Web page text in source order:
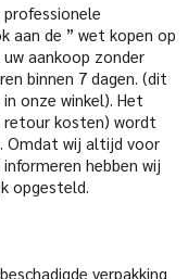
professionele
aan de ” wet kopen op
aankoop zonder
binnen 7 dagen. (dit
onze winkel). Het
retour kosten) wordt
Omdat wij altijd voor
hebben wij
opgesteld.
verpakking